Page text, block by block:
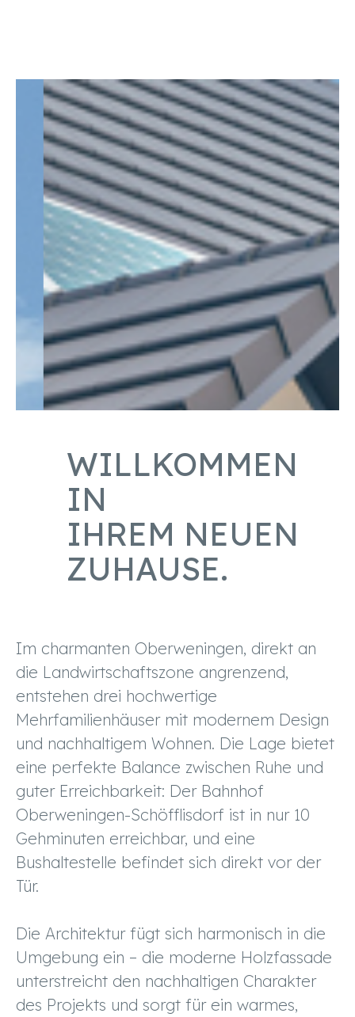
WILLKOMMEN
IN
IHREM NEUEN
ZUHAUSE.
Im charmanten Oberweningen, direkt an
die Landwirtschaftszone angrenzend,
entstehen drei hochwertige
Mehrfamilienhäuser mit modernem Design
und nachhaltigem Wohnen. Die Lage bietet
eine perfekte Balance zwischen Ruhe und
guter Erreichbarkeit: Der Bahnhof
Oberweningen-Schöfflisdorf ist in nur 10
Gehminuten erreichbar, und eine
Bushaltestelle befindet sich direkt vor der
Tür.
Die Architektur fügt sich harmonisch in die
Umgebung ein – die moderne Holzfassade
unterstreicht den nachhaltigen Charakter
des Projekts und sorgt für ein warmes,